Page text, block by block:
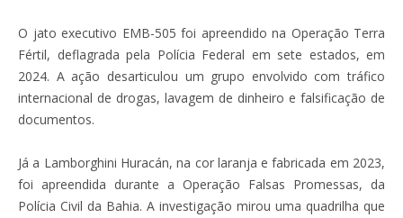
O jato executivo EMB-505 foi apreendido na Operação Terra
Fértil, deflagrada pela Polícia Federal em sete estados, em
2024. A ação desarticulou um grupo envolvido com tráfico
internacional de drogas, lavagem de dinheiro e falsificação de
documentos.
Já a Lamborghini Huracán, na cor laranja e fabricada em 2023,
foi apreendida durante a Operação Falsas Promessas, da
Polícia Civil da Bahia. A investigação mirou uma quadrilha que